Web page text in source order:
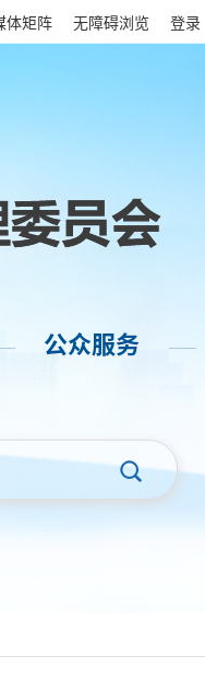
体矩阵 无障碍浏览 登录
公众服务 ——